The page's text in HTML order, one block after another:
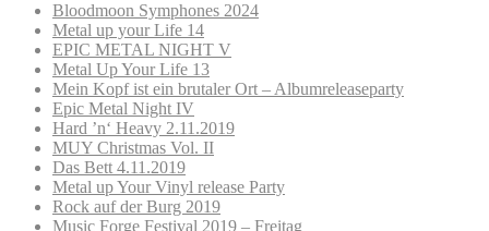
Bloodmoon Symphones 2024
Metal up your Life 14
EPIC METAL NIGHT V
Metal Up Your Life 13
Mein Kopf ist ein brutaler Ort – Albumreleaseparty
Epic Metal Night IV
Hard ’n‘ Heavy 2.11.2019
MUY Christmas Vol. II
Das Bett 4.11.2019
Metal up Your Vinyl release Party
Rock auf der Burg 2019
Music Forge Festival 2019 – Freitag